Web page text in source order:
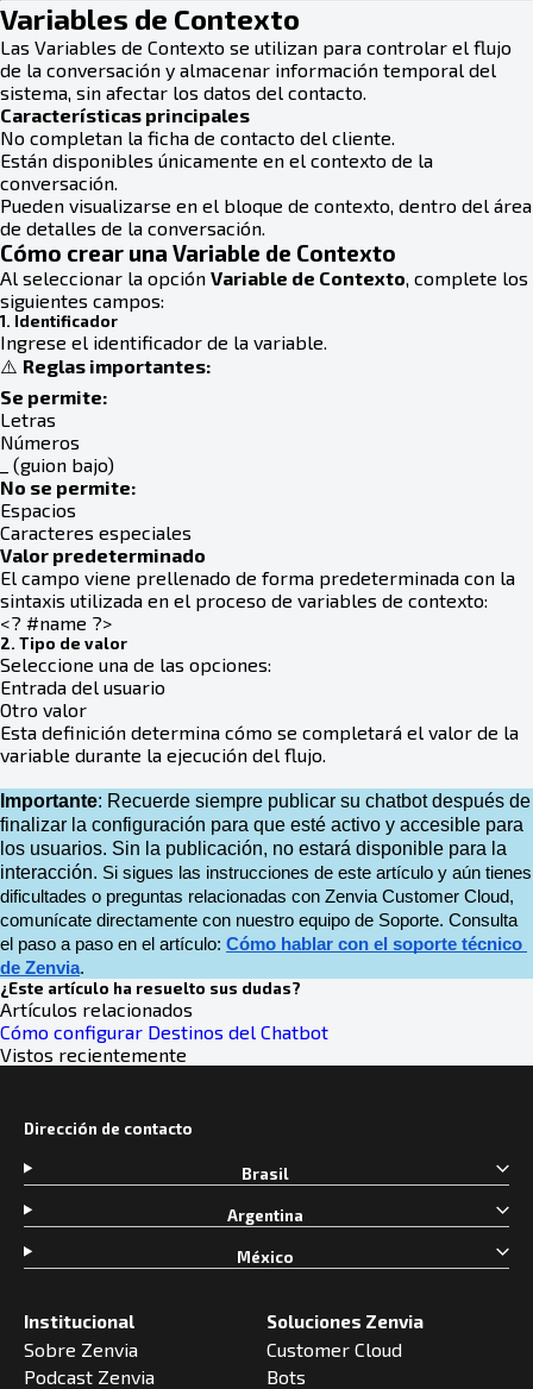
Variables de Contexto
Las Variables de Contexto se utilizan para controlar el flujo
de la conversación y almacenar información temporal del
sistema, sin afectar los datos del contacto.
Características principales
No completan la ficha de contacto del cliente.
Están disponibles únicamente en el contexto de la
conversación.
Pueden visualizarse en el bloque de contexto, dentro del área
de detalles de la conversación.
Cómo crear una Variable de Contexto
Al seleccionar la opción Variable de Contexto, complete los
siguientes campos:
1. Identificador
Ingrese el identificador de la variable.
⚠️ Reglas importantes:
Se permite:
Letras
Números
_ (guion bajo)
No se permite:
Espacios
Caracteres especiales
Valor predeterminado
El campo viene prellenado de forma predeterminada con la
sintaxis utilizada en el proceso de variables de contexto:
<? #name ?>
2. Tipo de valor
Seleccione una de las opciones:
Entrada del usuario
Otro valor
Esta definición determina cómo se completará el valor de la
variable durante la ejecución del flujo.
Importante: Recuerde siempre publicar su chatbot después de
finalizar la configuración para que esté activo y accesible para
los usuarios. Sin la publicación, no estará disponible para la
interacción. Si sigues las instrucciones de este artículo y aún tienes
dificultades o preguntas relacionadas con Zenvia Customer Cloud,
comunícate directamente con nuestro equipo de Soporte. Consulta
el paso a paso en el artículo: Cómo hablar con el soporte técnico
de Zenvia.
¿Este artículo ha resuelto sus dudas?
Artículos relacionados
Cómo configurar Destinos del Chatbot
Vistos recientemente
Institucional
Sobre Zenvia
Podcast Zenvia
Soluciones Zenvia
Customer Cloud
Bots
Dirección de contacto
Brasil
Argentina
México